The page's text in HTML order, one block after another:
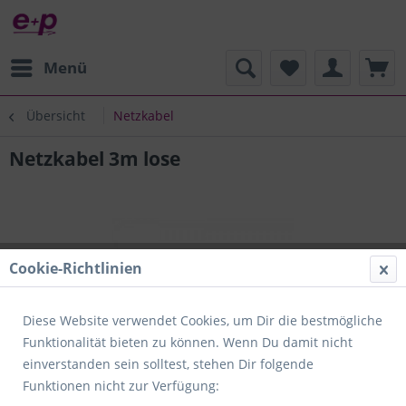
Menü
Übersicht Netzkabel
Netzkabel 3m lose
Cookie-Richtlinien
Diese Website verwendet Cookies, um Dir die bestmögliche
Funktionalität bieten zu können. Wenn Du damit nicht
einverstanden sein solltest, stehen Dir folgende
Funktionen nicht zur Verfügung: